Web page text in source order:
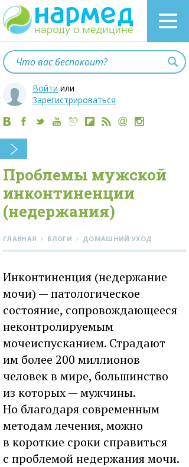
Войти или
Зарегистрироваться
Проблемы мужской
инконтиненции
(недержания)
ГЛАВНАЯ › БЛОГИ › ДОМАШНИЙ УХОД
Инконтиненция (недержание
мочи) — патологическое
состояние, сопровождающееся
неконтролируемым
мочеиспусканием. Страдают
им более 200 миллионов
человек в мире, большинство
из которых — мужчины.
Но благодаря современным
методам лечения, можно
в короткие сроки справиться
с проблемой недержания мочи.